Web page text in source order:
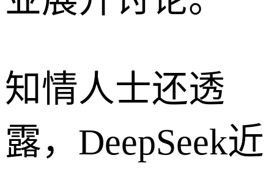
知情人士还透
露，DeepSeek近